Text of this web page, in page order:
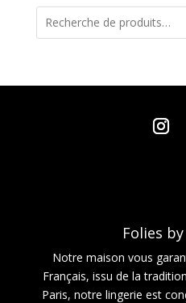
catégorie
Folies
Notre maison vous
Français, issu de la
Paris, notre lingerie est